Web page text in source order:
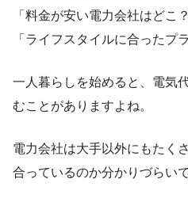
「料金が安い電力会社はどこ？
「ライフスタイルに合ったプ
一人暮らしを始めると、電気
むことがありますよね。
電力会社は大手以外にもたく
合っているのか分かりづらいで